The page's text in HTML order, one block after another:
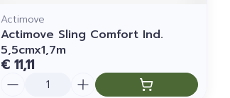
Actimove
Actimove Sling Comfort Ind.
5,5cmx1,7m
€ 11,11